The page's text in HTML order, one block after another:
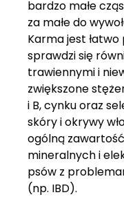
bardzo małe
za małe do
Karma jest
sprawdzi się
trawiennymi i
zwiększone
i B, cynku oraz
skóry i okrywy
ogólną
mineralnych i
psów z
(np. IBD).